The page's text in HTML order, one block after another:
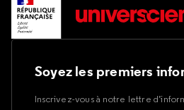
Soyez les premiers
Inscrivez-vous à notre lettre